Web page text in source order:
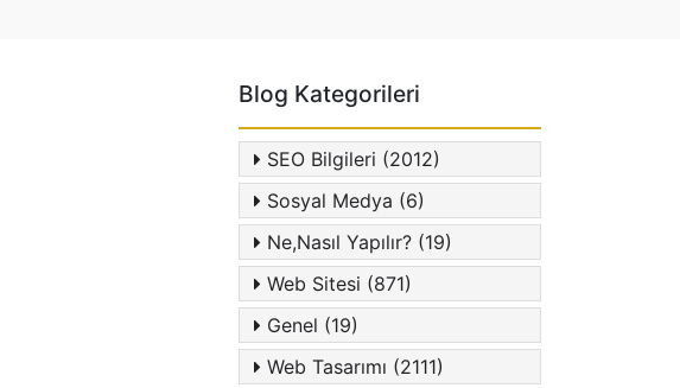
Blog Kategorileri
SEO Bilgileri (2012)
Sosyal Medya (6)
Ne,Nasıl Yapılır? (19)
Web Sitesi (871)
Genel (19)
Web Tasarımı (2111)